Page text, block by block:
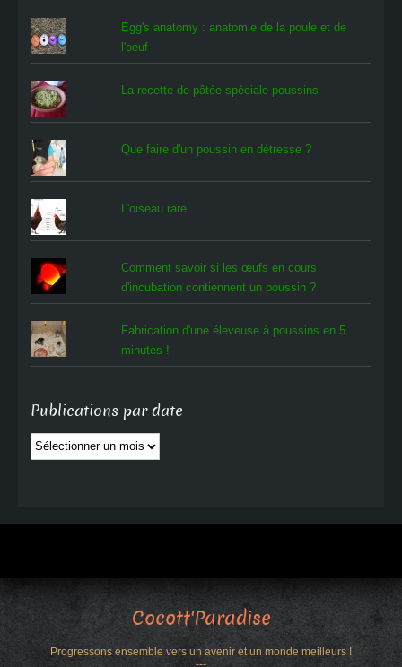
Egg's anatomy : anatomie de la poule et de
l'oeuf
La recette de pâtée spéciale poussins
Que faire d'un poussin en détresse ?
L'oiseau rare
Comment savoir si les œufs en cours
d'incubation contiennent un poussin ?
Fabrication d'une éleveuse à poussins en 5
minutes !
Publications par date
Publications
par
Cocott'Paradise
Progressons ensemble vers un avenir et un monde meilleurs !
---